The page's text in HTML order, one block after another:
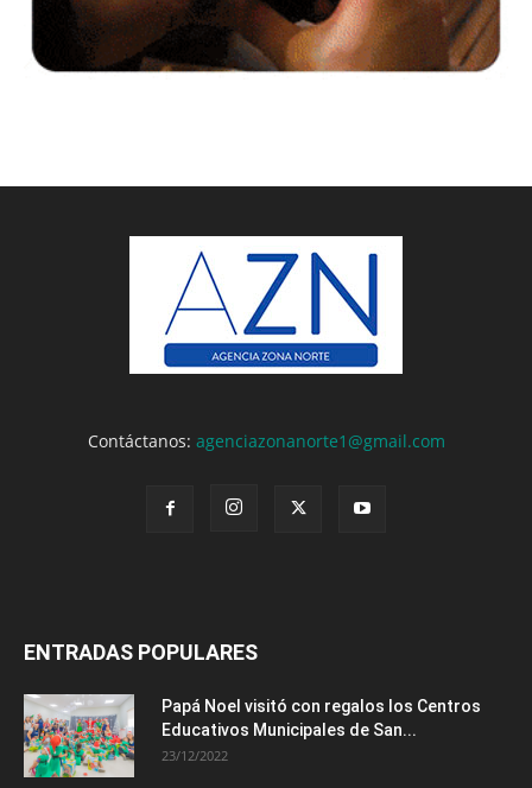
Contáctanos: agenciazonanorte1@gmail.com
ENTRADAS POPULARES
Papá Noel visitó con regalos los Centros
Educativos Municipales de San...
23/12/2022